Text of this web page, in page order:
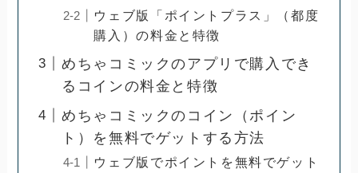
ウェブ版「ポイントプラス」（都度
購入）の料金と特徴
めちゃコミックのアプリで購入でき
るコインの料金と特徴
めちゃコミックのコイン（ポイン
ト）を無料でゲットする方法
ウェブ版でポイントを無料でゲット